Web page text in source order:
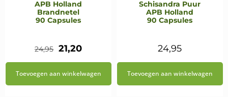
APB Holland
Brandnetel
90 Capsules
24,95 Oorspronkelijke
prijs
21,20Huidige
prijs
is:
Toevoegen aan winkelwagen
Schisandra Puur
APB Holland
90 Capsules
24,95
Toevoegen aan winkelwagen